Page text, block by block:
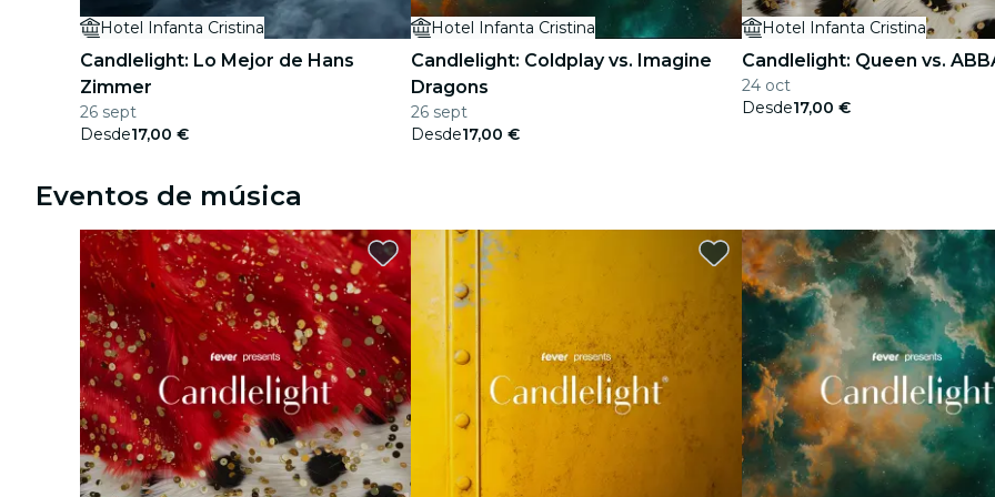
conciertos
restaurantes
cine
Hotel Infanta Cristina
Candlelight: Lo Mejor de Hans
Zimmer
26 sept
Desde17,00 €
Hotel Infanta Cristina
Candlelight: Coldplay vs. Imagine
Dragons
26 sept
Desde17,00 €
Hotel Infanta Cristina
Candlelight: Queen vs.
24 oct
Desde17,00 €
Eventos de música